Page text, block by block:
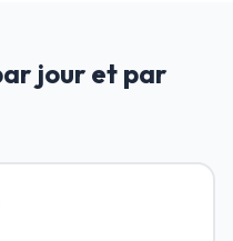
jour et par